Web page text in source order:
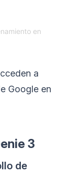
en
a
Google en
3
de